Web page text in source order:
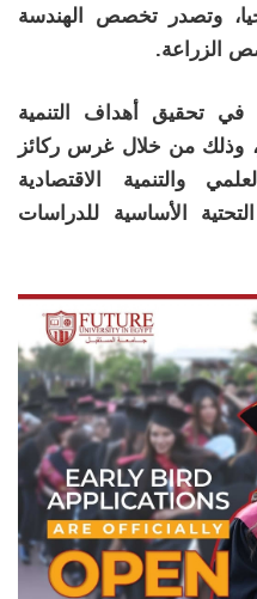
وتصدر تخصص الهندسة
في تحقيق أهداف التنمية
2030 في مصر، وذلك من خلال غرس ركائز
والتنمية الاقتصادية
الأساسية للدراسات